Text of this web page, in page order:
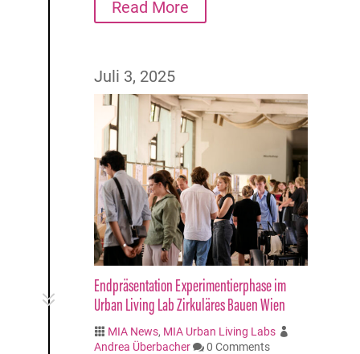
Read More
7
Juli 3, 2025
Endpräsentation Experimentierphase im
Urban Living Lab Zirkuläres Bauen Wien
 MIA News, MIA Urban Living Labs 
Andrea Überbacher  0 Comments